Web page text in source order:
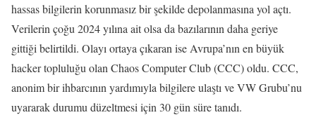
hassas bilgilerin korunmasız bir şekilde depolanmasına yol açtı.
Verilerin çoğu 2024 yılına ait olsa da bazılarının daha geriye
gittiği belirtildi. Olayı ortaya çıkaran ise Avrupa’nın en büyük
hacker topluluğu olan Chaos Computer Club (CCC) oldu. CCC,
anonim bir ihbarcının yardımıyla bilgilere ulaştı ve VW Grubu’nu
uyararak durumu düzeltmesi için 30 gün süre tanıdı.